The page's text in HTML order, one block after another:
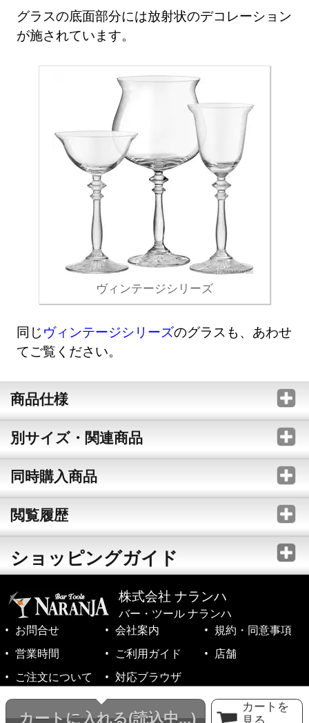
カートに入れる(読込中...)
カートを
グラスの底面部分には放射状のデコレーション
が施されています。
ヴィンテージシリーズ
同じ ヴィンテージシリーズのグラスも、あわせ
てご覧ください。
商品仕様
別サイズ・関連商品
同時購入商品
閲覧履歴
ショッピングガイド
株式会社 ナランハ
バー・ツール ナランハ
お問合せ
会社案内
規約・同意事項
営業時間
ご利用ガイド
店舗
ご注文について
対応ブラウザ
©1999-2026 NARANJA Inc. All Rights Reserved.